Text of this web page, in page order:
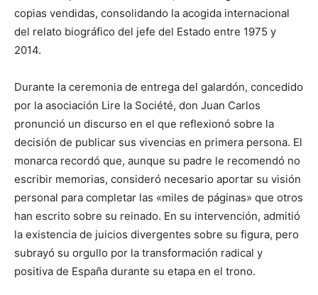
copias vendidas, consolidando la acogida internacional
del relato biográfico del jefe del Estado entre 1975 y
2014.
Durante la ceremonia de entrega del galardón, concedido
por la asociación Lire la Société, don Juan Carlos
pronunció un discurso en el que reflexionó sobre la
decisión de publicar sus vivencias en primera persona. El
monarca recordó que, aunque su padre le recomendó no
escribir memorias, consideró necesario aportar su visión
personal para completar las «miles de páginas» que otros
han escrito sobre su reinado. En su intervención, admitió
la existencia de juicios divergentes sobre su figura, pero
subrayó su orgullo por la transformación radical y
positiva de España durante su etapa en el trono.